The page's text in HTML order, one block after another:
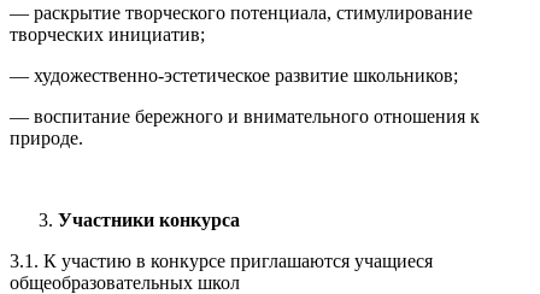
— раскрытие творческого потенциала, стимулирование
творческих инициатив;
— художественно-эстетическое развитие школьников;
— воспитание бережного и внимательного отношения к
природе.
Участники конкурса
3.1. К участию в конкурсе приглашаются учащиеся
общеобразовательных школ